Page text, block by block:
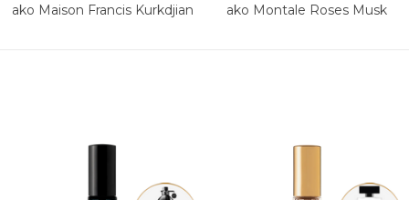
ako Maison Francis Kurkdjian
ako Montale Roses Musk